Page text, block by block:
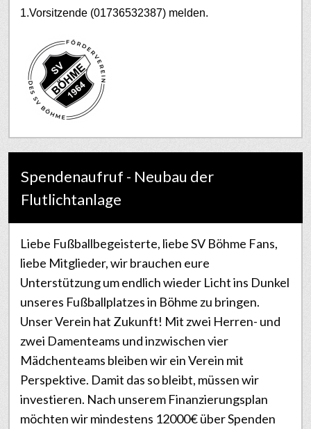
1.Vorsitzende (01736532387) melden.
Spendenaufruf - Neubau der
Flutlichtanlage
Liebe Fußballbegeisterte, liebe SV Böhme Fans,
liebe Mitglieder, wir brauchen eure
Unterstützung um endlich wieder Licht ins Dunkel
unseres Fußballplatzes in Böhme zu bringen.
Unser Verein hat Zukunft! Mit zwei Herren- und
zwei Damenteams und inzwischen vier
Mädchenteams bleiben wir ein Verein mit
Perspektive. Damit das so bleibt, müssen wir
investieren. Nach unserem Finanzierungsplan
möchten wir mindestens 12000€ über Spenden